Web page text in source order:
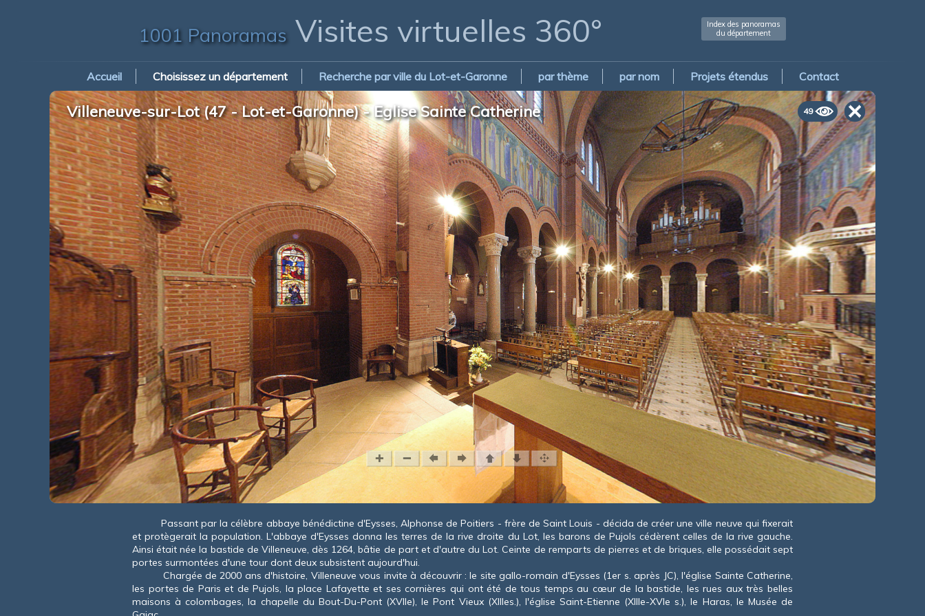
1001 PanoramasVisites virtuelles 360°
Index des panoramas
du département
Accueil Choisissez un département Recherche par ville du Lot-et-Garonne par thème par nom Projets étendus Contact
49
Villeneuve-sur-Lot (47 - Lot-et-Garonne) - Eglise Sainte Catherine
Passant par la célèbre abbaye bénédictine d'Eysses, Alphonse de Poitiers - frère de Saint Louis - décida de créer une ville neuve qui fixerait
et protègerait la population. L'abbaye d'Eysses donna les terres de la rive droite du Lot, les barons de Pujols cédèrent celles de la rive gauche.
Ainsi était née la bastide de Villeneuve, dès 1264, bâtie de part et d'autre du Lot. Ceinte de remparts de pierres et de briques, elle possédait sept
portes surmontées d'une tour dont deux subsistent aujourd'hui.
Chargée de 2000 ans d'histoire, Villeneuve vous invite à découvrir : le site gallo-romain d'Eysses (1er s. après JC), l'église Sainte Catherine,
les portes de Paris et de Pujols, la place Lafayette et ses cornières qui ont été de tous temps au cœur de la bastide, les rues aux très belles
maisons à colombages, la chapelle du Bout-Du-Pont (XVIIe), le Pont Vieux (XIIIes.), l'église Saint-Etienne (XIIIe-XVIe s.), le Haras, le Musée de